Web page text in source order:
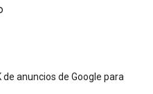
anuncios de Google para